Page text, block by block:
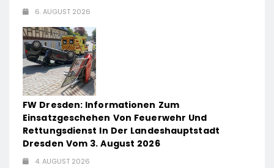
6. AUGUST 2026
FW Dresden: Informationen Zum
Einsatzgeschehen Von Feuerwehr Und
Rettungsdienst In Der Landeshauptstadt
Dresden Vom 3. August 2026
4. AUGUST 2026